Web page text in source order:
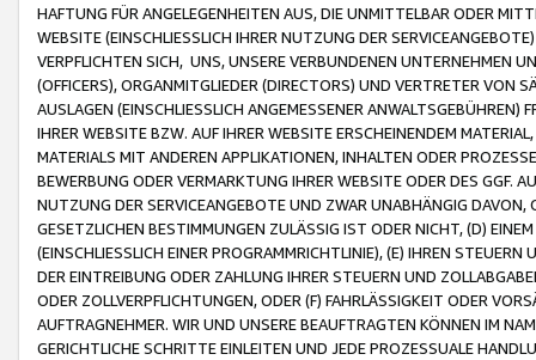
HAFTUNG FÜR ANGELEGENHEITEN AUS, DIE UNMITTELBAR ODER
WEBSITE (EINSCHLIESSLICH IHRER NUTZUNG DER
VERPFLICHTEN SICH, UNS, UNSERE VERBUNDENEN UNTERNEHMEN
(OFFICERS), ORGANMITGLIEDER (DIRECTORS) UND VERTRETER VON
AUSLAGEN (EINSCHLIESSLICH ANGEMESSENER
IHRER WEBSITE BZW. AUF IHRER WEBSITE ERSCHEINENDEM
MATERIALS MIT ANDEREN APPLIKATIONEN, INHALTEN ODER
BEWERBUNG ODER VERMARKTUNG IHRER WEBSITE ODER DES GGF.
NUTZUNG DER SERVICEANGEBOTE UND ZWAR UNABHÄNGIG
GESETZLICHEN BESTIMMUNGEN ZULÄSSIG IST ODER NICHT, (D)
(EINSCHLIESSLICH EINER PROGRAMMRICHTLINIE), (E) IHREN
DER EINTREIBUNG ODER ZAHLUNG IHRER STEUERN UND
ODER ZOLLVERPFLICHTUNGEN, ODER (F) FAHRLÄSSIGKEIT ODER
AUFTRAGNEHMER. WIR UND UNSERE BEAUFTRAGTEN KÖNNEN IM
GERICHTLICHE SCHRITTE EINLEITEN UND JEDE PROZESSUALE